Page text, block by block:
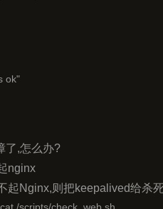
ok"
了,怎么办?
nginx
起Nginx,则把keepalived给杀